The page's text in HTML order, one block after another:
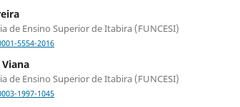
de Ensino Superior de Itabira (FUNCESI)
5554-2016
de Ensino Superior de Itabira (FUNCESI)
1997-1045